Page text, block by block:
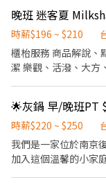
健檢 ★勞保、健保，6％勞退提撥 ⭕【工
作、食材備料、進貨
整潔 ★開朗活潑有笑容 ★ＳＯＰ專業流程 ★無經驗可 ★提供完善
職前教育訓練 ⭕【經營理念】 我們是日本第一的速食連鎖ZENSHO
現作提供美味可口的
餐環境、熱情用心的
全，顧客安心。不論
受用餐的樂趣。
晚班 迷客夏
時薪$196 ~ $210
櫃枱服務 商品解說、
潔 樂觀、活潑、大方
時薪$220 ~ $250
我們是一家位於南京
加入這個溫馨的小家